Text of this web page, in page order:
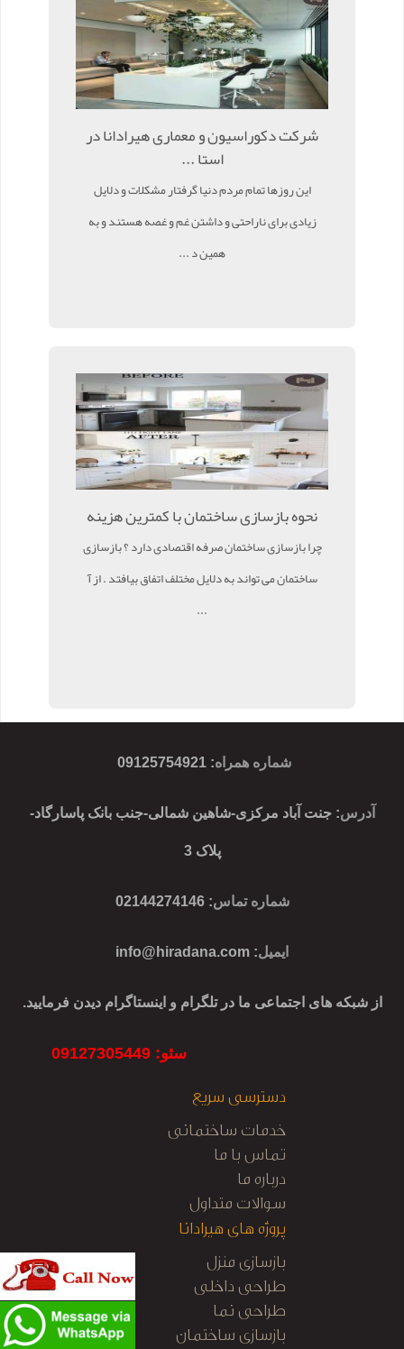
شرکت دکوراسیون و معماری هیرادانا در
استا ...
این روزها تمام مردم دنیا گرفتار مشکلات و دلایل
زیادی برای ناراحتی و داشتن غم و غصه هستند و به
همین د ...
نحوه بازسازی ساختمان با کمترین هزینه
چرا بازسازی ساختمان صرفه اقتصادی دارد ؟ بازسازی
ساختمان می تواند به دلایل مختلف اتفاق بیافتد . از آ
...
شماره همراه:
09125754921
آدرس: جنت آباد مرکزی-شاهین شمالی-جنب بانک پاسارگاد-
پلاک 3
شماره تماس: 02144274146
ایمیل:
info@hiradana.com
از شبکه های اجتماعی ما در تلگرام و اینستاگرام دیدن فرمایید.
سئو: 09127305449
دسترسی سریع
خدمات ساختمانی
تماس با ما
درباره ما
سوالات متداول
پروژه های هیرادانا
بازسازی منزل
طراحی داخلی
طراحی نما
بازسازی ساختمان